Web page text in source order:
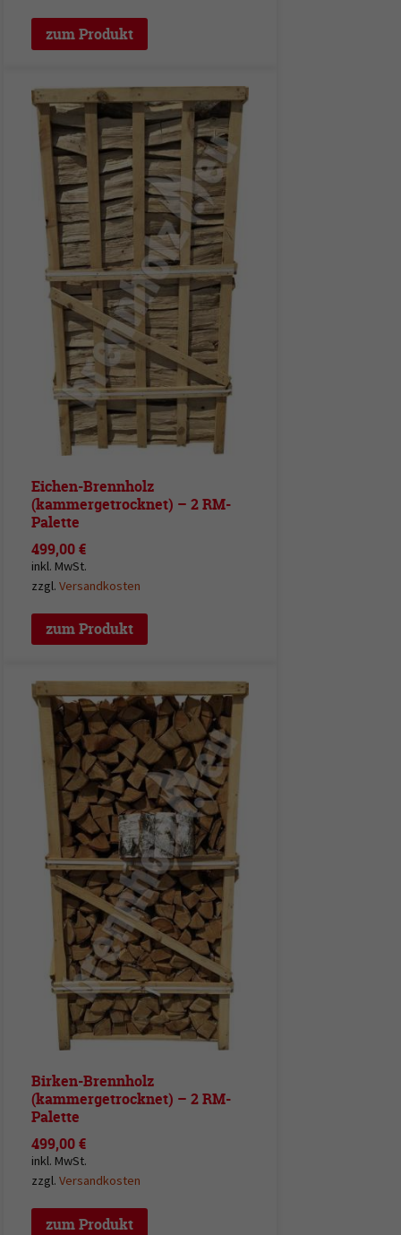
zum Produkt
Eichen-Brennholz
(kammergetrocknet) – 2 RM-
Palette
499,00€
inkl. MwSt.
zzgl. Versandkosten
zum Produkt
Birken-Brennholz
(kammergetrocknet) – 2 RM-
Palette
499,00€
inkl. MwSt.
zzgl. Versandkosten
zum Produkt